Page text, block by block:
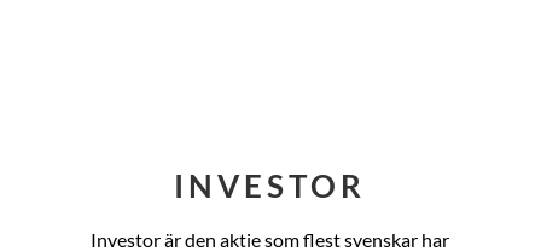
INVESTOR
Investor är den aktie som flest svenskar har